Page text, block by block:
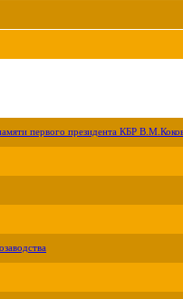
первого президента КБР